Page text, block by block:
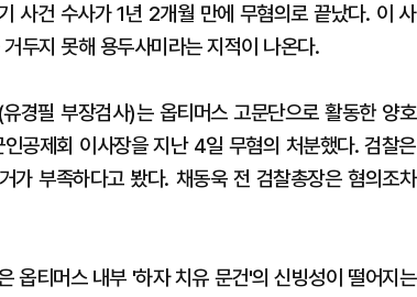
사건 수사가 1년 2개월 만에 무혐의로 끝났다. 이 사
두지 못해 용두사미라는 지적이 나온다.
경필 부장검사)는 옵티머스 고문단으로 활동한 양호
공제회 이사장을 지난 4일 무혐의 처분했다. 검찰은
가 부족하다고 봤다. 채동욱 전 검찰총장은 혐의조차
옵티머스 내부 '하자 치유 문건'의 신빙성이 떨어지는